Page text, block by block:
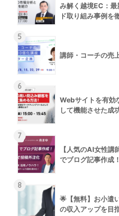
み解く越境EC：
ド取り組み事例を
5
講師・コーチの売
6
Webサイトを有効
して機能させた成
7
【人気のAI女性
でブログ記事作成
8
🌟【無料】お小遣
の収入アップを目